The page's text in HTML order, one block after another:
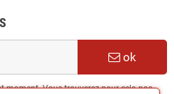
ok
moment. Vous trouverez pour cela nos